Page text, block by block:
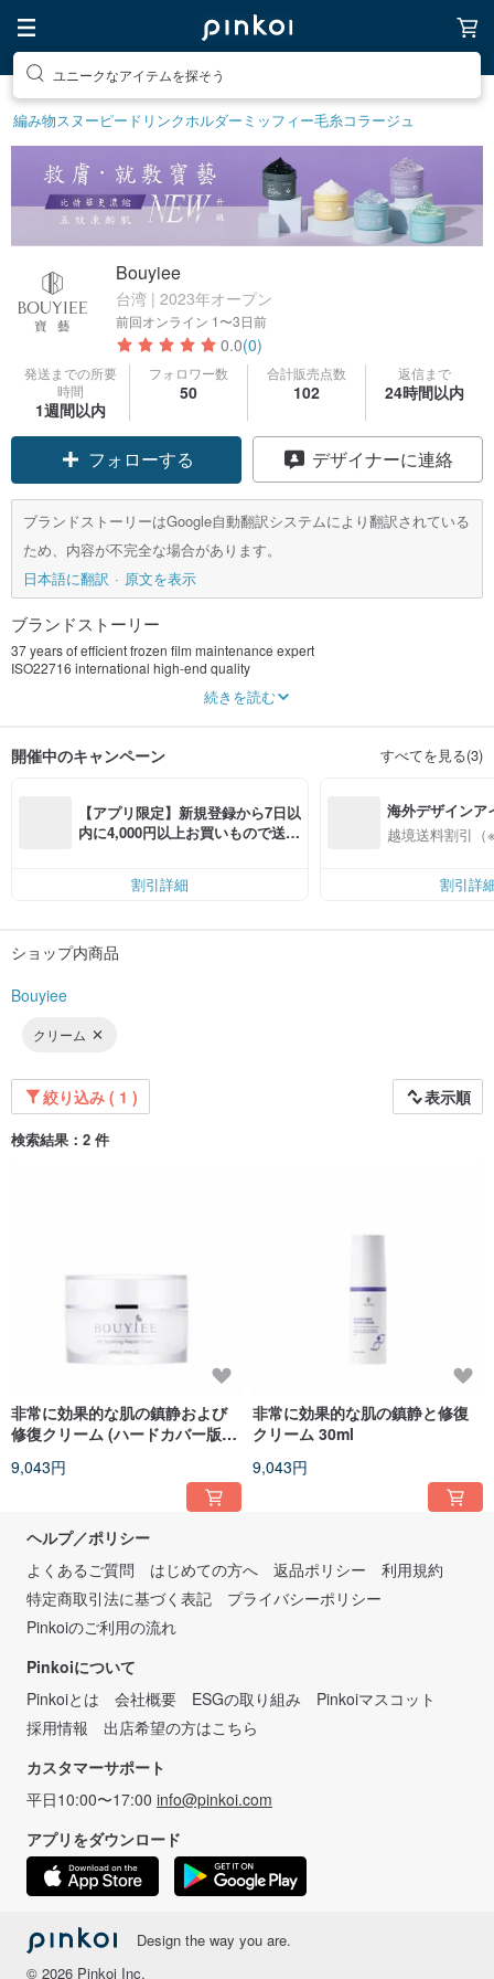
ユニークなアイテムを探そう
編み物スヌーピー ドリンクホルダー ミッフィー毛糸コラージュ
Bouyiee
台湾 | 2023年オープン
前回オンライン 1〜3日前
0.0(0)
発送までの所要
時間
1週間以内
フォロワー数
50
合計販売点数
102
返信まで
24時間以内
フォローする デザイナーに連絡
ブランドストーリーはGoogle自動翻訳システムにより翻訳されている
ため、内容が不完全な場合があります。
日本語に翻訳
原文を表示
ブランドストーリー
37 years of efficient frozen film maintenance expert
ISO22716 international high-end quality
Based on skin barrier science, it focuses on improving various skin problems
around the world. It takes "effective formula", "extreme repair" and "safe skin
selects internationally effective skin care raw materials and collaborates with a
the healthy and stable skin system, and regain moisture, translucency and
続きを読む
開催中のキャンペーン すべてを見る(3)
【アプリ限定】新規登録から7日以
内に4,000円以上お買いもので送料
割引詳細
海外デザインア
入
越境送料割引（
割引詳
ショップ内商品
Bouyiee
クリーム
絞り込み ( 1 ) 表示順
検索結果：2 件
非常に効果的な肌の鎮静および
修復クリーム (ハードカバー版)
9,043円
非常に効果的な肌の鎮静と修復
クリーム 30ml
9,043円
ヘルプ／ポリシー
よくあるご質問
はじめての方へ 返品ポリシー
利用規約
特定商取引法に基づく表記
プライバシーポリシー
Pinkoiのご利用の流れ
Pinkoiについて
Pinkoiとは
会社概要 ESGの取り組み
Pinkoiマスコット
採用情報
出店希望の方はこちら
カスタマーサポート
平日10:00〜17:00 info@pinkoi.com
アプリをダウンロード
Design the way you are.
© 2026 Pinkoi Inc.